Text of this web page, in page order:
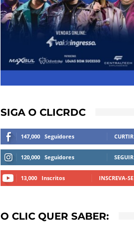
SIGA O CLICRDC
147,000 Seguidores CURTIR
120,000 Seguidores SEGUIR
13,000 Inscritos INSCREVA-SE
O CLIC QUER SABER: